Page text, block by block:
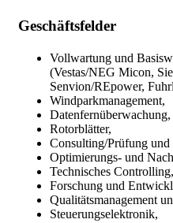
Geschäftsfelder
Vollwartung und
(Vestas/NEG Micon,
Senvion/REpower,
Windparkmanagement,
Datenfernüberwachung,
Rotorblätter,
Consulting/Prüfung und
Optimierungs- und
Technisches Controlling,
Forschung und
Qualitätsmanagement
Steuerungselektronik,